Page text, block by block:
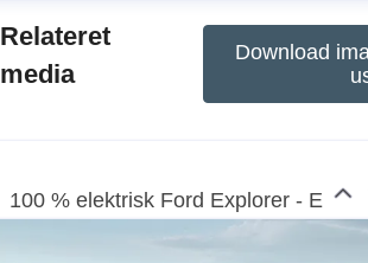
powered and hybrid vehicles;
inventing breakthrough EVs along
software that defines exceptional
customers transform and expand
with vehicles and services tailored
Relateret
media
Download
100 % elektrisk Ford Explorer - E